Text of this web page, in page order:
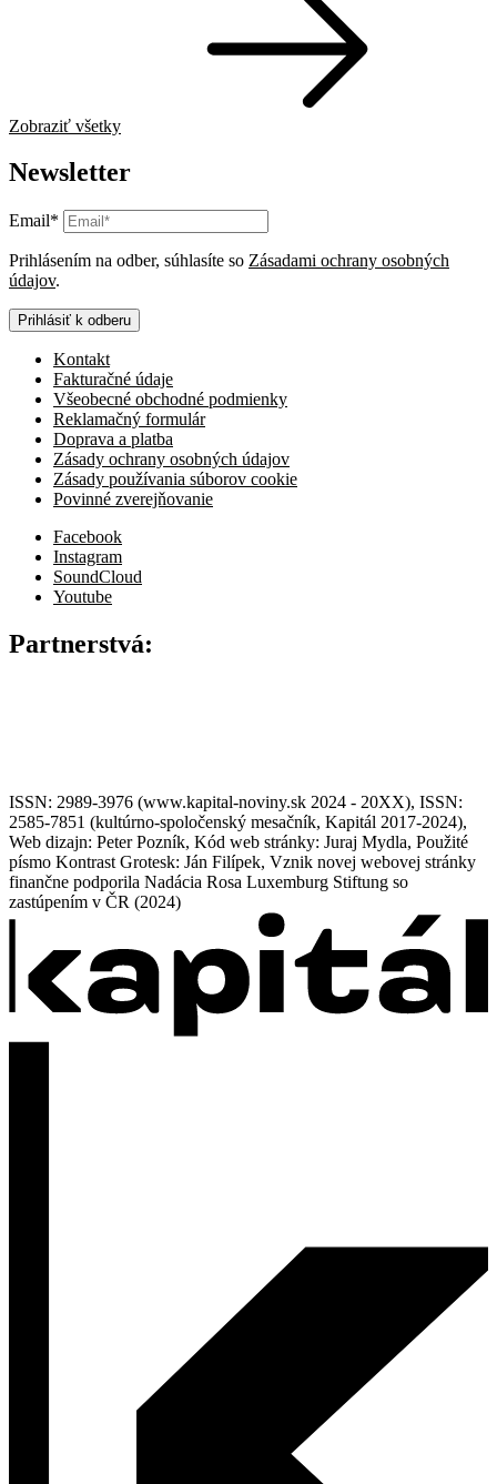
Zobraziť všetky
Newsletter
Email*
Prihlásením na odber, súhlasíte so Zásadami ochrany osobných
údajov.
Prihlásiť k odberu
Kontakt
Fakturačné údaje
Všeobecné obchodné podmienky
Reklamačný formulár
Doprava a platba
Zásady ochrany osobných údajov
Zásady používania súborov cookie
Povinné zverejňovanie
Facebook
Instagram
SoundCloud
Youtube
Partnerstvá:
ISSN: 2989-3976 (www.kapital-noviny.sk 2024 - 20XX), ISSN:
2585-7851 (kultúrno-spoločenský mesačník, Kapitál 2017-2024),
Web dizajn: Peter Pozník, Kód web stránky: Juraj Mydla, Použité
písmo Kontrast Grotesk: Ján Filípek, Vznik novej webovej stránky
finančne podporila Nadácia Rosa Luxemburg Stiftung so
zastúpením v ČR (2024)